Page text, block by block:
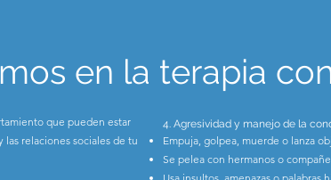
en la terapia
que pueden estar
relaciones sociales de tu
4. Agresividad y manejo de la
Empuja, golpea, muerde o lanza
Se pelea con hermanos o